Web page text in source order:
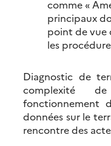
comme «
principaux
point de vue
les
Diagnostic de
complexité
fonctionnement
données sur le
rencontre des